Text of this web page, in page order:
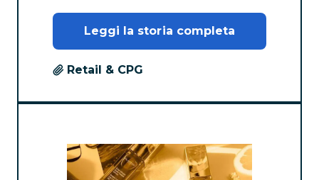
Leggi la storia completa
Retail & CPG